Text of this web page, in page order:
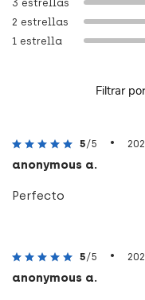
1 estrella
2 estrellas
3 estrellas
Filtrar
5/5 •
anonymous a.
Perfecto
5/5 •
anonymous a.